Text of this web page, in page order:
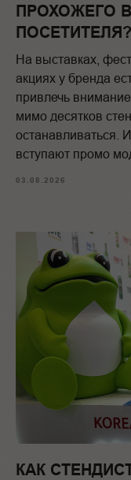
ПРОХОЖЕГО
ПОСЕТИТЕЛЯ?
На выставках,
акциях у бренда
привлечь
мимо десятков
останавливаться.
вступают промо
03.08.2026
КАК